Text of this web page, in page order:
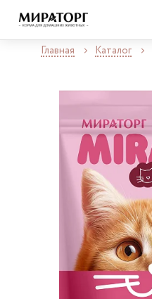
Главная Каталог